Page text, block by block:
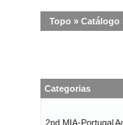
Topo » Catálogo
Categorias
2nd MIA-Portugal